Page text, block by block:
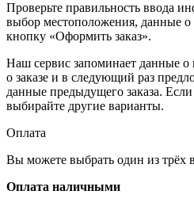
Проверьте правильность ввода
выбор местоположения, данные
кнопку «Оформить заказ».
Наш сервис запоминает данные
о заказе и в следующий раз
данные предыдущего заказа.
выбирайте другие варианты.
Оплата
Вы можете выбрать один из трёх
Оплата наличными